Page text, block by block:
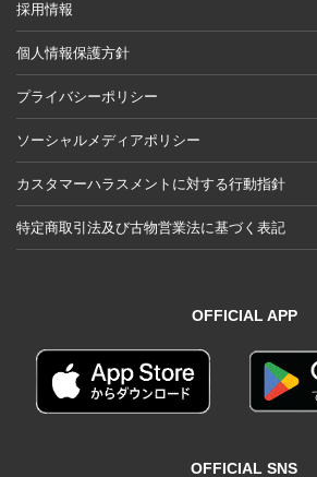
採用情報
個人情報保護方針
プライバシーポリシー
ソーシャルメディアポリシー
カスタマーハラスメントに対する行動指針
特定商取引法及び古物営業法に基づく表記
OFFICIAL APP
OFFICIAL SNS